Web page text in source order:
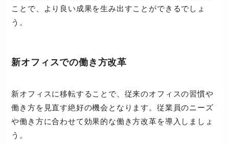
ことで、より良い成果を生み出すことができるでしょ
う。
新オフィスでの働き方改革
新オフィスに移転することで、従来のオフィスの習慣や
働き方を見直す絶好の機会となります。従業員のニーズ
や働き方に合わせて効果的な働き方改革を導入しましょ
う。